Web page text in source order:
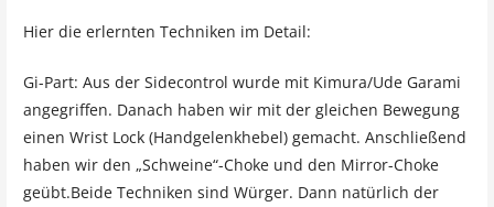
Hier die erlernten Techniken im Detail:
Gi-Part: Aus der Sidecontrol wurde mit Kimura/Ude Garami
angegriffen. Danach haben wir mit der gleichen Bewegung
einen Wrist Lock (Handgelenkhebel) gemacht. Anschließend
haben wir den „Schweine“-Choke und den Mirror-Choke
geübt.Beide Techniken sind Würger. Dann natürlich der